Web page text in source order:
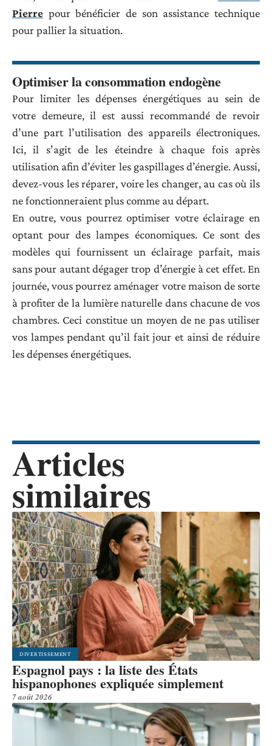
Pierre pour bénéficier de son assistance technique
pour pallier la situation.
Optimiser la consommation endogène
Pour limiter les dépenses énergétiques au sein de
votre demeure, il est aussi recommandé de revoir
d’une part l’utilisation des appareils électroniques.
Ici, il s’agit de les éteindre à chaque fois après
utilisation afin d’éviter les gaspillages d’énergie. Aussi,
devez-vous les réparer, voire les changer, au cas où ils
ne fonctionneraient plus comme au départ.
En outre, vous pourrez optimiser votre éclairage en
optant pour des lampes économiques. Ce sont des
modèles qui fournissent un éclairage parfait, mais
sans pour autant dégager trop d’énergie à cet effet. En
journée, vous pourrez aménager votre maison de sorte
à profiter de la lumière naturelle dans chacune de vos
chambres. Ceci constitue un moyen de ne pas utiliser
vos lampes pendant qu’il fait jour et ainsi de réduire
les dépenses énergétiques.
Articles
similaires
DIVERTISSEMENT
Espagnol pays : la liste des États
hispanophones expliquée simplement
7 août 2026